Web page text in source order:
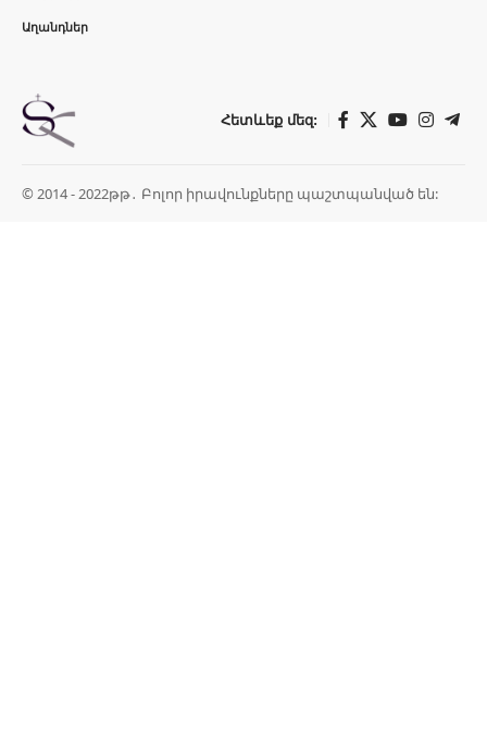
Աղանդներ
Հետևեք մեզ:
© 2014 - 2022թթ․ Բոլոր իրավունքները պաշտպանված են: